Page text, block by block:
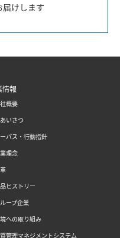
けします
情報
概要
いさつ
パス・行動指針
理念
ヒストリー
ープ企業
への取り組み
管理マネジメントシステム